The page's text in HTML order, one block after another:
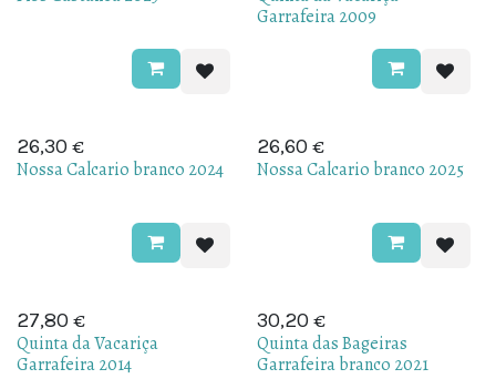
Garrafeira 2009
Uitverkocht
26,30 €
Nossa Calcario branco 2024
26,60 €
Nossa Calcario branco 2025
27,80 €
Quinta da Vacariça
Garrafeira 2014
30,20 €
Quinta das Bageiras
Garrafeira branco 2021